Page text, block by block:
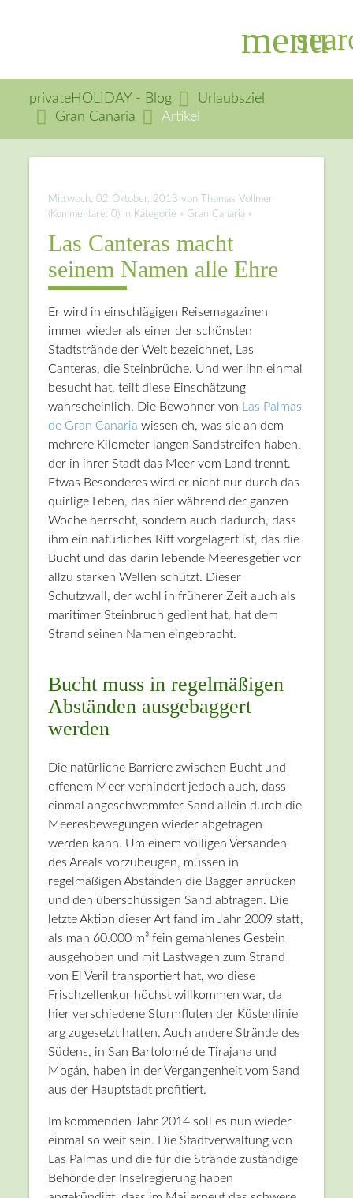
menu
Suchbegriffe
privateHOLIDAY - Blog
Urlaubsziel
Gran Canaria
Artikel
Mittwoch, 02 Oktober, 2013 von Thomas Vollmer
(Kommentare: 0) in Kategorie » Gran Canaria «
Las Canteras macht
seinem Namen alle Ehre
Er wird in einschlägigen Reisemagazinen
immer wieder als einer der schönsten
Stadtstrände der Welt bezeichnet, Las
Canteras, die Steinbrüche. Und wer ihn einmal
besucht hat, teilt diese Einschätzung
wahrscheinlich. Die Bewohner von
Las Palmas
de Gran Canaria wissen eh, was sie an dem
mehrere Kilometer langen Sandstreifen haben,
der in ihrer Stadt das Meer vom Land trennt.
Etwas Besonderes wird er nicht nur durch das
quirlige Leben, das hier während der ganzen
Woche herrscht, sondern auch dadurch, dass
ihm ein natürliches Riff vorgelagert ist, das die
Bucht und das darin lebende Meeresgetier vor
allzu starken Wellen schützt. Dieser
Schutzwall, der wohl in früherer Zeit auch als
maritimer Steinbruch gedient hat, hat dem
Strand seinen Namen eingebracht.
Bucht muss in regelmäßigen
Abständen ausgebaggert
werden
Die natürliche Barriere zwischen Bucht und
offenem Meer verhindert jedoch auch, dass
einmal angeschwemmter Sand allein durch die
Meeresbewegungen wieder abgetragen
werden kann. Um einem völligen Versanden
des Areals vorzubeugen, müssen in
regelmäßigen Abständen die Bagger anrücken
und den überschüssigen Sand abtragen. Die
letzte Aktion dieser Art fand im Jahr 2009 statt,
als man 60.000 m³ fein gemahlenes Gestein
ausgehoben und mit Lastwagen zum Strand
von El Veril transportiert hat, wo diese
Frischzellenkur höchst willkommen war, da
hier verschiedene Sturmfluten der Küstenlinie
arg zugesetzt hatten. Auch andere Strände des
Südens, in San Bartolomé de Tirajana und
Mogán, haben in der Vergangenheit vom Sand
aus der Hauptstadt profitiert.
Im kommenden Jahr 2014 soll es nun wieder
einmal so weit sein. Die Stadtverwaltung von
Las Palmas und die für die Strände zuständige
Behörde der Inselregierung haben